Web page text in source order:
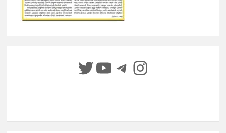
Twitter
YouTube
Telegram
Instagram